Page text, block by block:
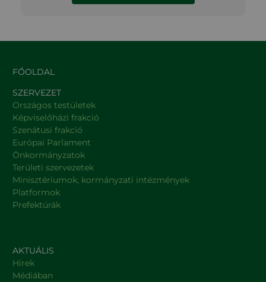
FŐOLDAL
SZERVEZET
Országos testületek
Képviselőházi frakció
Szenátusi frakció
Európai Parlament
Önkormányzatok
Területi szervezetek
Minisztériumok, kormányzati intézmények
Platformok
Prefektúrák
AKTUÁLIS
Hírek
Médiában